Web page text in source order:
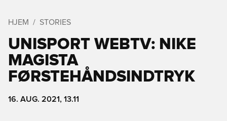
HJEM STORIES
UNISPORT WEBTV: NIKE
MAGISTA
FØRSTEHÅNDSINDTRYK
16. AUG. 2021, 13.11